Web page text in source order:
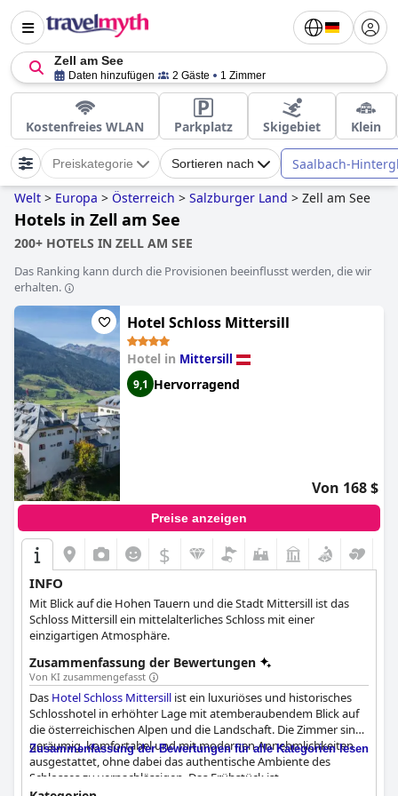
Zell am See
Daten hinzufügen 2 Gäste 1 Zimmer
Kostenfreies WLAN Parkplatz Skigebiet Klein
Preiskategorie Sortieren nach Saalbach-
Welt > Europa > Österreich > Salzburger Land > Zell am See
Hotels in Zell am See
200+ HOTELS IN ZELL AM SEE
Das Ranking kann durch die Provisionen beeinflusst werden, die wir
erhalten.
Hotel Schloss Mittersill
Hotel in Mittersill
9,1 Hervorragend
Von 168 $
Preise anzeigen
$
INFO
Mit Blick auf die Hohen Tauern und die Stadt Mittersill ist das
Schloss Mittersill ein mittelalterliches Schloss mit einer
einzigartigen Atmosphäre.
Zusammenfassung der Bewertungen
Von KI zusammengefasst
Das Hotel Schloss Mittersill ist ein luxuriöses und historisches
Schlosshotel in erhöhter Lage mit atemberaubendem Blick auf
die österreichischen Alpen und die Landschaft. Die Zimmer sind
geräumig, komfortabel und mit modernen Annehmlichkeiten
ausgestattet, ohne dabei das authentische Ambiente des
Schlosses zu vernachlässigen. Das Frühstück ist
Zusammenfassung der Bewertungen für alle Kategorien lesen